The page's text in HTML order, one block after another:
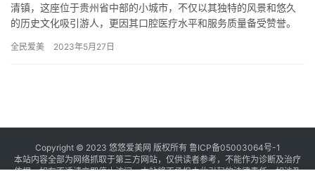
清镇，这座位于贵州省中部的小城市，不仅以其独特的风景和悠久
的历史文化吸引游人，更因其口腔医疗水平和服务质量备受赞誉。
的口腔…
全民爱美 2023年5月27日
Copyright © 2023 悠悠爱美网 版权所有 鲁ICP备05003064号-1
本站内容全部为网络抓取于第三方网站，仅供读者参考，不能作为诊断及治疗